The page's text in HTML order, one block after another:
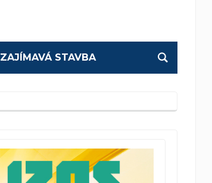
ZAJÍMAVÁ STAVBA